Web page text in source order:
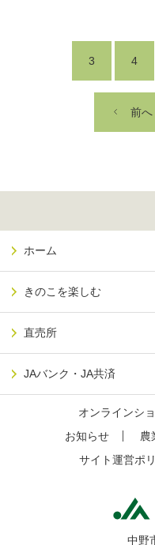
前へ
3 4
ホーム
きのこを楽しむ
直売所
JAバンク・JA共済
オンラインシ
お知らせ
農
サイト運営ポ
中野